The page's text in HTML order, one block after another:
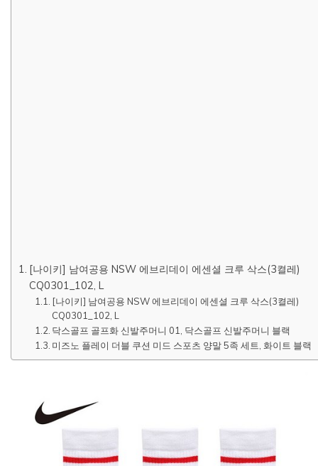
[나이키] 남여공용 NSW 에브리데이 에센셜 크루 삭스(3켤레)
CQ0301_102, L
[나이키] 남여공용 NSW 에브리데이 에센셜 크루 삭스(3켤레)
CQ0301_102, L
닥스골프 골프화 신발주머니 01, 닥스골프 신발주머니 블랙
미즈노 플레이 더블 쿠션 미드 스포츠 양말 5족 세트, 화이트 블랙